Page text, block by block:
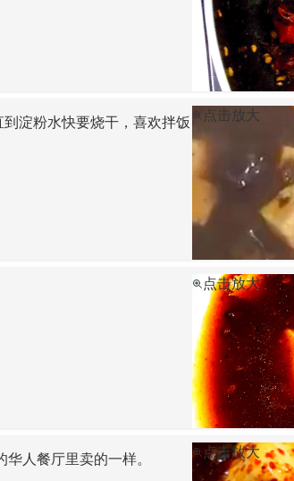
淀粉水快要烧干，喜欢拌饭
点击放大
点击放大
人餐厅里卖的一样。 点击放大